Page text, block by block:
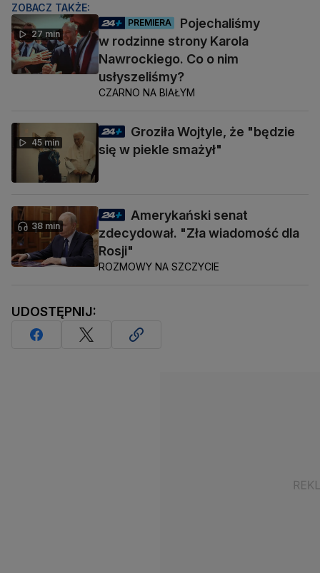
ZOBACZ TAKŻE:
27 min
PREMIERA
Pojechaliśmy
w rodzinne strony Karola
Nawrockiego. Co o nim
usłyszeliśmy?
CZARNO NA BIAŁYM
45 min
Groziła Wojtyle, że "będzie
się w piekle smażył"
38 min
Amerykański senat
zdecydował. "Zła wiadomość dla
Rosji"
ROZMOWY NA SZCZYCIE
UDOSTĘPNIJ: